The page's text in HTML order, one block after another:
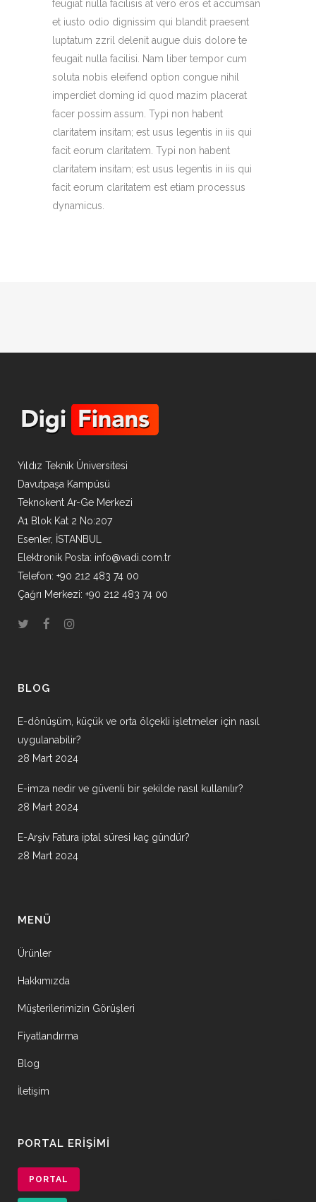
feugiat nulla facilisis at vero eros et accumsan
et iusto odio dignissim qui blandit praesent
luptatum zzril delenit augue duis dolore te
feugait nulla facilisi. Nam liber tempor cum
soluta nobis eleifend option congue nihil
imperdiet doming id quod mazim placerat
facer possim assum. Typi non habent
claritatem insitam; est usus legentis in iis qui
facit eorum claritatem. Typi non habent
claritatem insitam; est usus legentis in iis qui
facit eorum claritatem est etiam processus
dynamicus.
Yıldız Teknik Üniversitesi
Davutpaşa Kampüsü
Teknokent Ar-Ge Merkezi
A1 Blok Kat 2 No:207
Esenler, İSTANBUL
Elektronik Posta: info@vadi.com.tr
Telefon: +90 212 483 74 00
Çağrı Merkezi: +90 212 483 74 00
BLOG
E-dönüşüm, küçük ve orta ölçekli işletmeler için nasıl
uygulanabilir?
28 Mart 2024
E-imza nedir ve güvenli bir şekilde nasıl kullanılır?
28 Mart 2024
E-Arşiv Fatura iptal süresi kaç gündür?
28 Mart 2024
MENÜ
Ürünler
Hakkımızda
Müşterilerimizin Görüşleri
Fiyatlandırma
Blog
İletişim
PORTAL ERIŞIMI
PORTAL